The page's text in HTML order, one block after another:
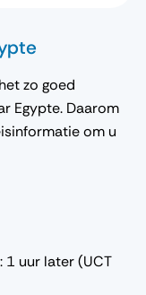
zo goed
Egypte. Daarom
om u
1 uur later (UCT